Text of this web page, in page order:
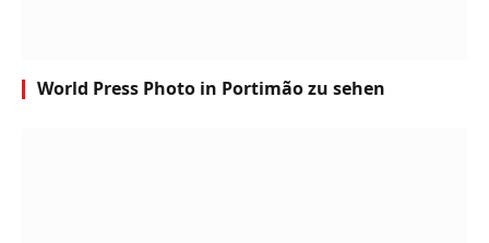
World Press Photo in Portimão zu sehen